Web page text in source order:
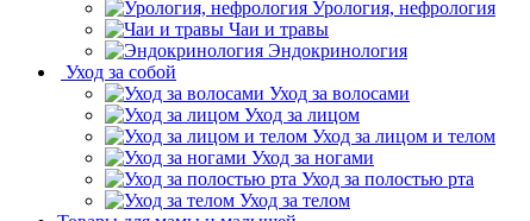
Урология, нефрология
Чаи и травы
Эндокринология
Уход за собой
Уход за волосами
Уход за лицом
Уход за лицом и телом
Уход за ногами
Уход за полостью рта
Уход за телом